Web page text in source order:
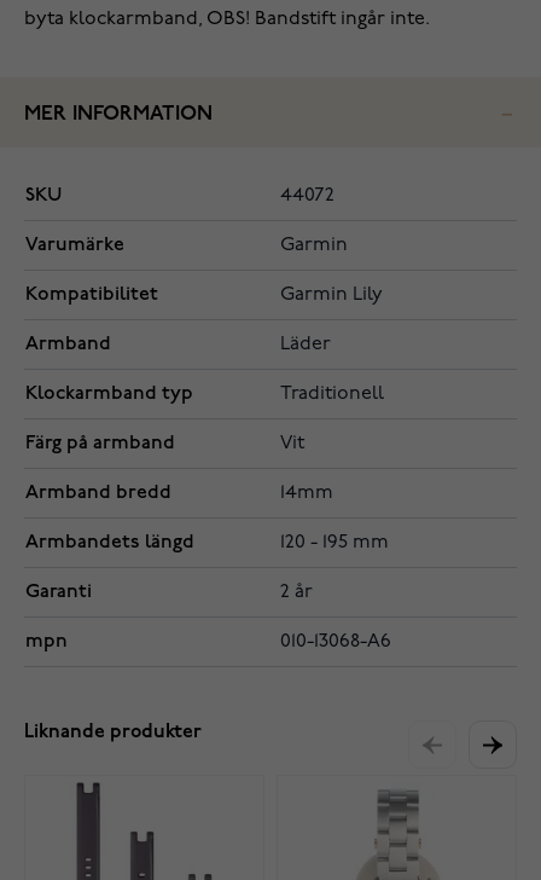
byta klockarmband, OBS! Bandstift ingår inte.
MER INFORMATION
SKU 44072
Varumärke Garmin
Kompatibilitet Garmin Lily
Armband Läder
Klockarmband typ Traditionell
Färg på armband Vit
Armband bredd 14mm
Armbandets längd 120 - 195 mm
Garanti 2 år
mpn 010-13068-A6
Liknande produkter